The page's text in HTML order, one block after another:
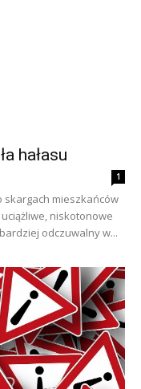
hałasu
1
skargach mieszkańców
niskotonowe
odczuwalny w...